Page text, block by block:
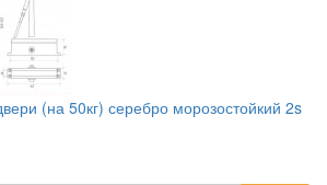
(на 50кг) серебро морозостойкий 2s